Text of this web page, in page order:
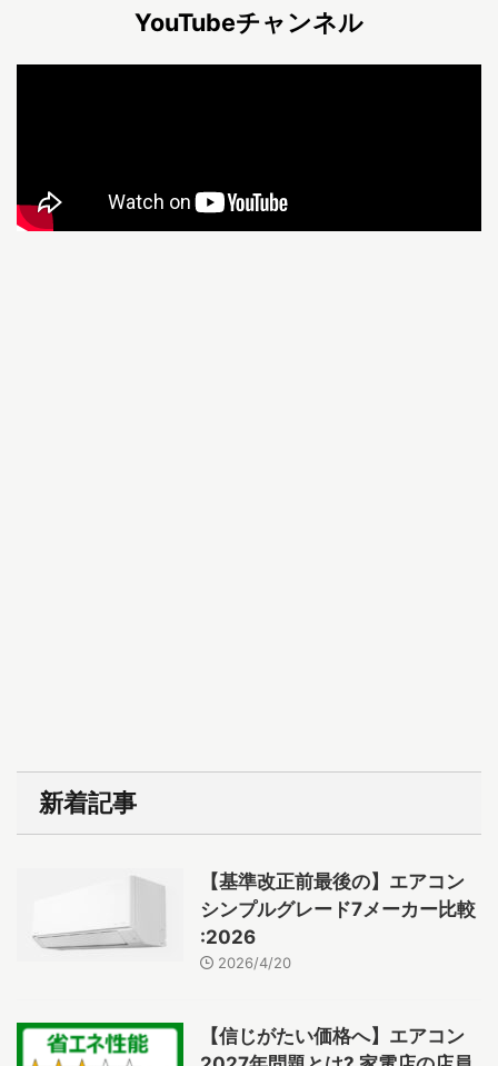
YouTubeチャンネル
新着記事
【基準改正前最後の】エアコン
シンプルグレード7メーカー比較
:2026
2026/4/20
【信じがたい価格へ】エアコン